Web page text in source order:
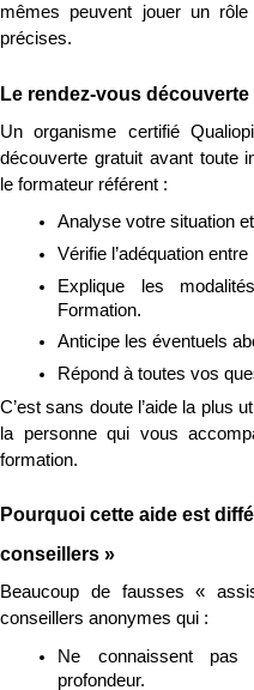
mêmes peuvent jouer un rôle
précises.
Le rendez-vous
Un organisme certifié
découverte gratuit avant toute
le formateur référent :
Analyse votre situation
Vérifie l’adéquation
Explique les
Formation.
Anticipe les éventuels
Répond à toutes vos
C’est sans doute l’aide la plus
la personne qui vous
formation.
Pourquoi cette aide est
conseillers »
Beaucoup de fausses «
conseillers anonymes qui :
Ne connaissent pas
profondeur.